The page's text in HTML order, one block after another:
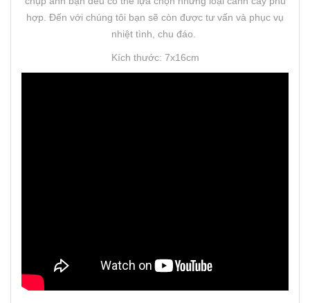
hợp. Đến với chúng tôi bạn sẽ còn được tư vấn và phục vụ
nhiệt tình, chu đáo.
Kích thước: 7x16cm